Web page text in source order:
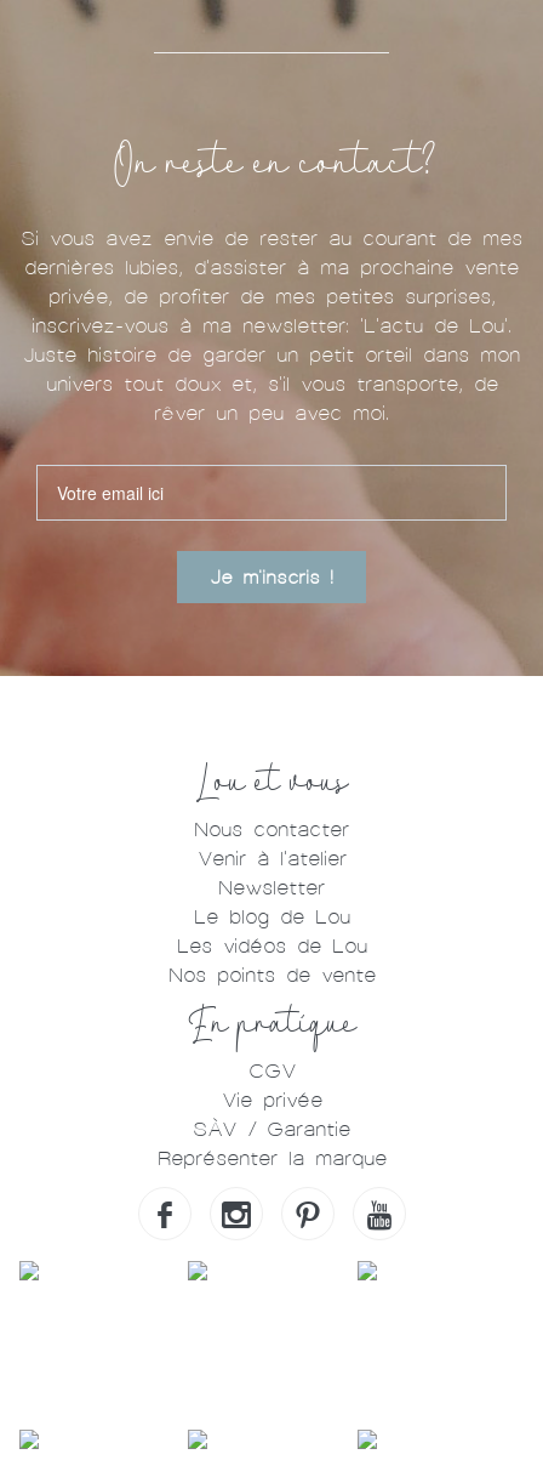
On reste en contact?
Si vous avez envie de rester au courant de mes
dernières lubies, d'assister à ma prochaine vente
privée, de profiter de mes petites surprises,
inscrivez-vous à ma newsletter: 'L'actu de Lou'.
Juste histoire de garder un petit orteil dans mon
univers tout doux et, s'il vous transporte, de
rêver un peu avec moi.
Je m'inscris !
Lou et vous
Nous contacter
Venir à l'atelier
Newsletter
Le blog de Lou
Les vidéos de Lou
Nos points de vente
En pratique
CGV
Vie privée
SÀV / Garantie
Représenter la marque